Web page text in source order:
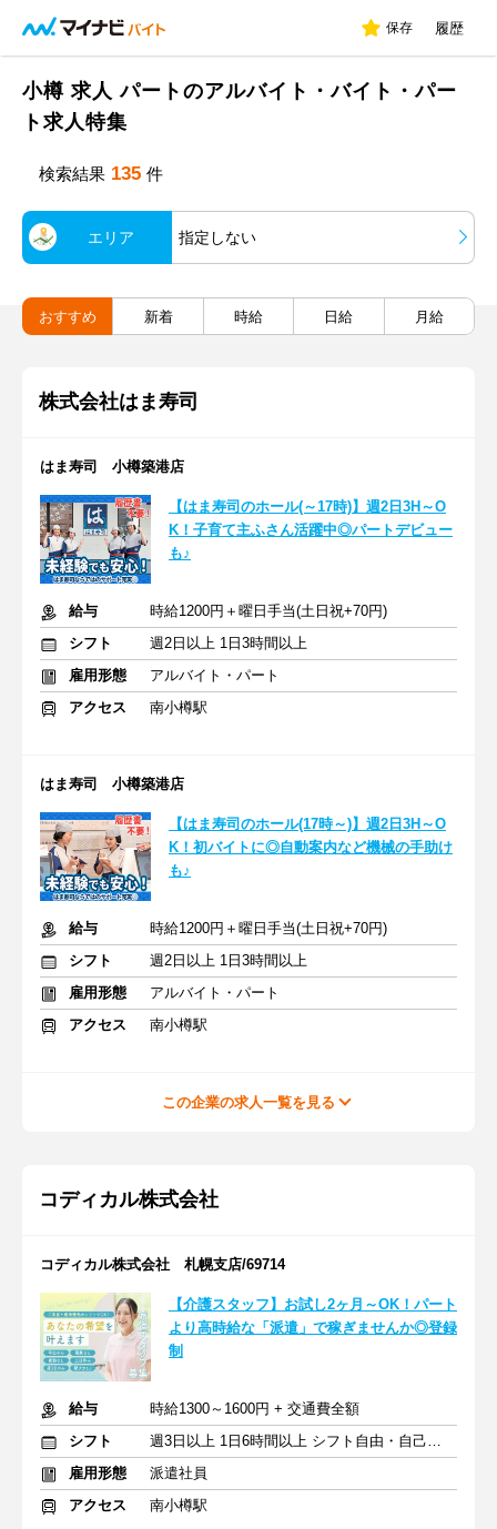
保存 履歴
小樽 求人 パートのアルバイト・バイト・パー
ト求人特集
検索結果 135 件
エリア 指定しない
おすすめ 新着 時給 日給 月給
株式会社はま寿司
はま寿司 小樽築港店
【はま寿司のホール(～17時)】週2日3H～O
K！子育て主ふさん活躍中◎パートデビュー
も♪
給与
時給1200円＋曜日手当(土日祝+70円)
シフト
週2日以上 1日3時間以上
雇用形態
アルバイト・パート
アクセス
南小樽駅
はま寿司 小樽築港店
【はま寿司のホール(17時～)】週2日3H～O
K！初バイトに◎自動案内など機械の手助け
も♪
給与
時給1200円＋曜日手当(土日祝+70円)
シフト
週2日以上 1日3時間以上
雇用形態
アルバイト・パート
アクセス
南小樽駅
この企業の求人一覧を見る
コディカル株式会社
コディカル株式会社 札幌支店/69714
【介護スタッフ】お試し2ヶ月～OK！パート
より高時給な「派遣」で稼ぎませんか◎登録
制
給与
時給1300～1600円 + 交通費全額
シフト
週3日以上 1日6時間以上 シフト自由・自己申告
雇用形態
派遣社員
アクセス
南小樽駅